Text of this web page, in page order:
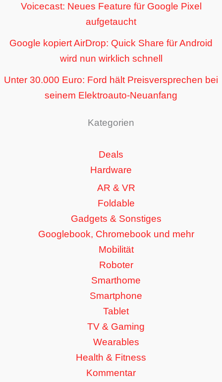
Voicecast: Neues Feature für Google Pixel
aufgetaucht
Google kopiert AirDrop: Quick Share für Android
wird nun wirklich schnell
Unter 30.000 Euro: Ford hält Preisversprechen bei
seinem Elektroauto-Neuanfang
Kategorien
Deals
Hardware
AR & VR
Foldable
Gadgets & Sonstiges
Googlebook, Chromebook und mehr
Mobilität
Roboter
Smarthome
Smartphone
Tablet
TV & Gaming
Wearables
Health & Fitness
Kommentar